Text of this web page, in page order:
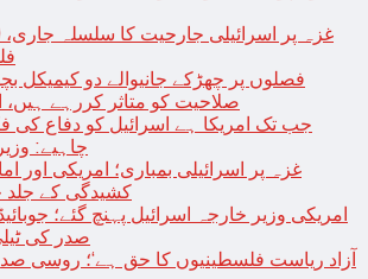
فصلوں پر چھڑکے جانیوالے دو کیمیکل
صلاحیت کو متاثر کررہے ہیں،
جب تک امریکا ہے اسرائیل کو دفاع کی
چاہیے:
غزہ پر اسرائیلی بمباری؛ امریکی اور
کشیدگی کے جلد
امریکی وزیر خارجہ اسرائیل پہنچ گئے؛
صدر کی